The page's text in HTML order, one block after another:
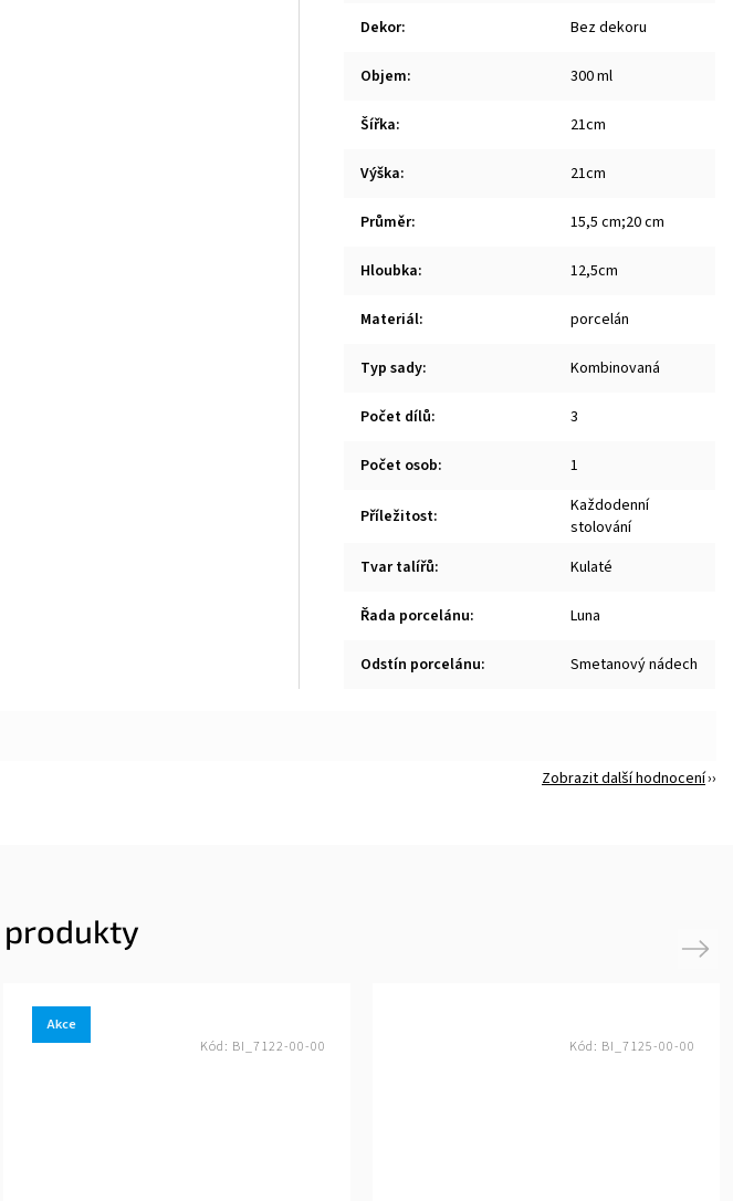
Dekor: Bez dekoru
Objem: 300 ml
Šířka: 21cm
Výška: 21cm
Průměr: 15,5 cm;20 cm
Hloubka: 12,5cm
Materiál: porcelán
Typ sady: Kombinovaná
Počet dílů: 3
Počet osob: 1
Příležitost:
Každodenní
stolování
Tvar talířů: Kulaté
Řada porcelánu: Luna
Odstín porcelánu: Smetanový nádech
Zobrazit další hodnocení
Akce
Kód: BI_7122-00-00 Kód: BI_7125-00-00
Next